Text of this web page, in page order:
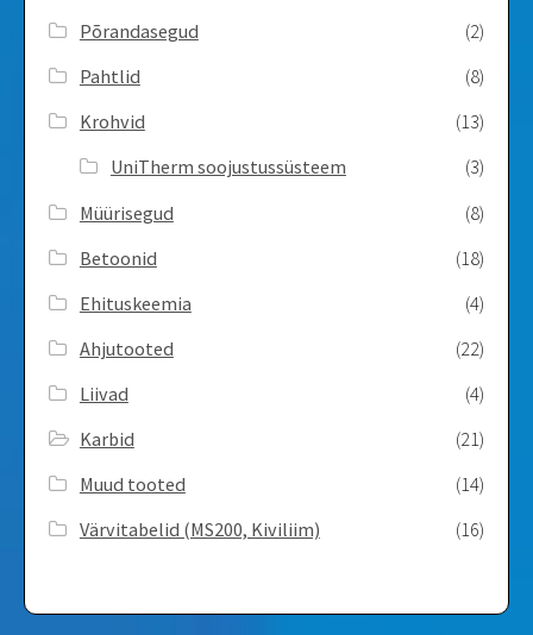
Põrandasegud
(2)
Pahtlid
(8)
Krohvid
(13)
UniTherm soojustussüsteem
(3)
Müürisegud
(8)
Betoonid
(18)
Ehituskeemia
(4)
Ahjutooted
(22)
Liivad
(4)
Karbid
(21)
Muud tooted
(14)
Värvitabelid ­(MS200, Kiviliim)
(16)